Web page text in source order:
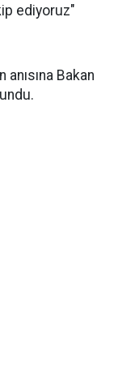
ediyoruz"
Bakan